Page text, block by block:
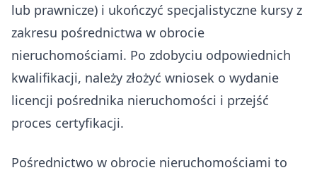
lub prawnicze) i ukończyć specjalistyczne kursy z
zakresu pośrednictwa w obrocie
nieruchomościami. Po zdobyciu odpowiednich
kwalifikacji, należy złożyć wniosek o wydanie
licencji pośrednika nieruchomości i przejść
proces certyfikacji.
Pośrednictwo w obrocie nieruchomościami to